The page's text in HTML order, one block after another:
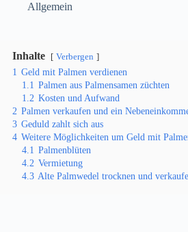
Allgemein
Inhalte Verbergen
1 Geld mit Palmen verdienen
1.1 Palmen aus Palmensamen züchten
1.2 Kosten und Aufwand
2 Palmen verkaufen und ein
3 Geduld zahlt sich aus
4 Weitere Möglichkeiten um Geld mit
4.1 Palmenblüten
4.2 Vermietung
4.3 Alte Palmwedel trocknen und